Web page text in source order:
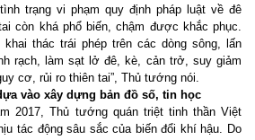
trạng vi phạm quy định pháp luật về đê
còn khá phổ biến, chậm được khắc phục.
thác trái phép trên các dòng sông, lấn
rạch, làm sạt lở đê, kè, cản trở, suy giảm
cơ, rủi ro thiên tai”, Thủ tướng nói.
vào xây dựng bản đồ số, tin học
2017, Thủ tướng quán triệt tinh thần Việt
tác động sâu sắc của biến đổi khí hậu. Do